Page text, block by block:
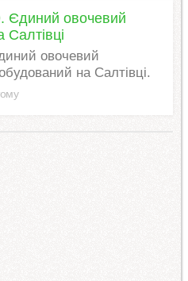
Єдиний овочевий
Салтівці
овочевий
на Салтівці.